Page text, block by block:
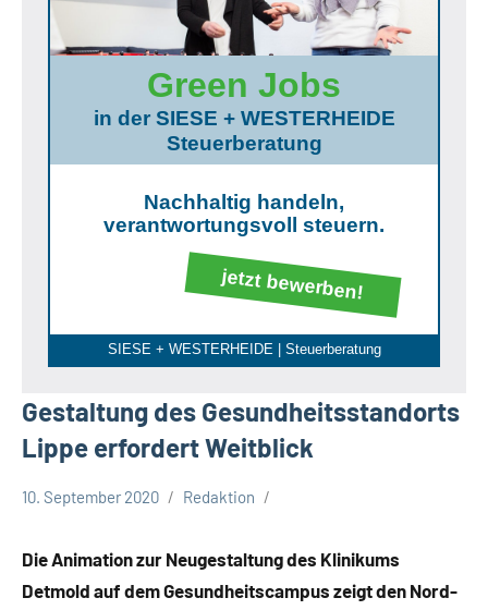
Green Jobs
in der SIESE + WESTERHEIDE
Steuerberatung
Nachhaltig handeln,
verantwortungsvoll steuern.
jetzt bewerben!
SIESE + WESTERHEIDE | Steuerberatung
Gestaltung des Gesundheitsstandorts
Lippe erfordert Weitblick
10. September 2020 Redaktion
Die Animation zur Neugestaltung des Klinikums
Detmold auf dem Gesundheitscampus zeigt den Nord-